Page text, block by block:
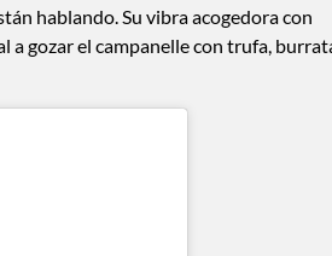
hablando. Su vibra acogedora con
a gozar el campanelle con trufa,